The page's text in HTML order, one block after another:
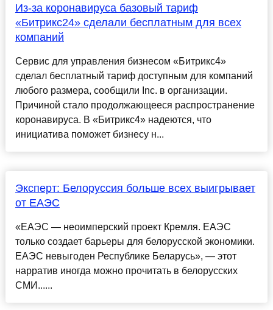
Из-за коронавируса базовый тариф
«Битрикс24» сделали бесплатным для всех
компаний
Сервис для управления бизнесом «Битрикс4»
сделал бесплатный тариф доступным для компаний
любого размера, сообщили Inc. в организации.
Причиной стало продолжающееся распространение
коронавируса. В «Битрикс4» надеются, что
инициатива поможет бизнесу н...
Эксперт: Белоруссия больше всех выигрывает
от ЕАЭС
«ЕАЭС — неоимперский проект Кремля. ЕАЭС
только создает барьеры для белорусской экономики.
ЕАЭС невыгоден Республике Беларусь», — этот
нарратив иногда можно прочитать в белорусских
СМИ......